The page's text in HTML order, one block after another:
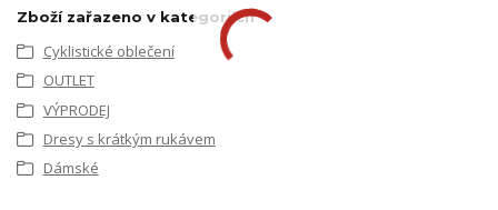
Zboží zařazeno v kategoriích
Cyklistické oblečení
OUTLET
VÝPRODEJ
Dresy s krátkým rukávem
Dámské